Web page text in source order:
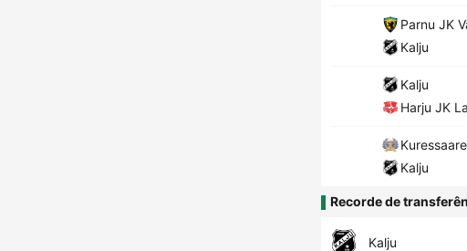
Parnu JK
Kalju
Kalju
Harju JK
Kuressaare
Kalju
Recorde de
Kalju